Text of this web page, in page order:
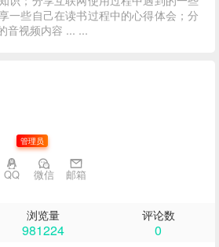
一些自己在读书过程中的心得体会；分
音视频内容 ... ...
管理员
QQ 微信 邮箱
浏览量
981224
评论数
0